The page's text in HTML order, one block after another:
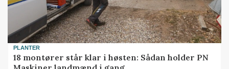
PLANTER
18 montører står klar i høsten: Sådan holder PN